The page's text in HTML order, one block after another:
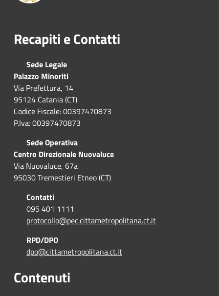
Recapiti e Contatti
Sede Legale
Palazzo Minoriti
Via Prefettura, 14
95124 Catania (CT)
Codice Fiscale: 00397470873
P.Iva: 00397470873
Sede Operativa
Centro Direzionale Nuovaluce
Via Nuovaluce, 67a
95030 Tremestieri Etneo (CT)
Contatti
095 401 1111
protocollo@pec.cittametropolitana.ct.it
RPD/DPO
dpo@cittametropolitana.ct.it
Contenuti